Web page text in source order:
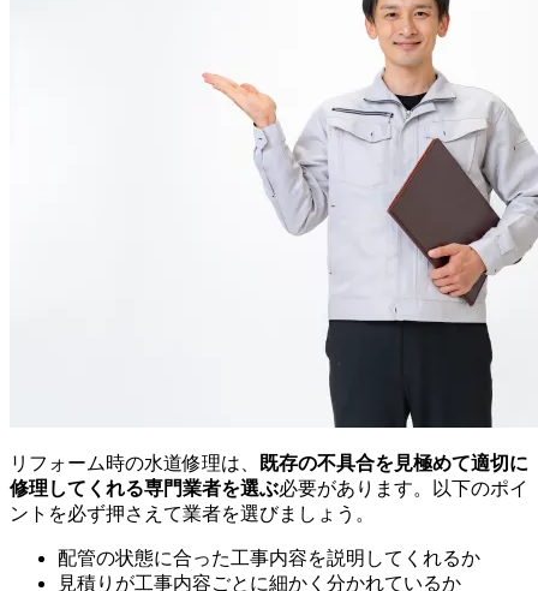
リフォーム時の水道修理は、
既存の不具合を見極めて適切に
修理してくれる専門業者を選ぶ必要があります。以下のポイ
ントを必ず押さえて業者を選びましょう。
配管の状態に合った工事内容を説明してくれるか
見積りが工事内容ごとに細かく分かれているか